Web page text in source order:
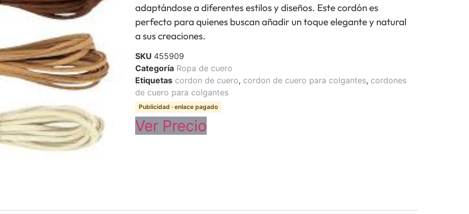
adaptándose a diferentes estilos y diseños. Este cordón es
perfecto para quienes buscan añadir un toque elegante y natural
a sus creaciones.
SKU 455909
Categoría Ropa de cuero
Etiquetas cordon de cuero, cordon de cuero para colgantes, cordones
de cuero para colgantes
Publicidad · enlace pagado
Ver Precio